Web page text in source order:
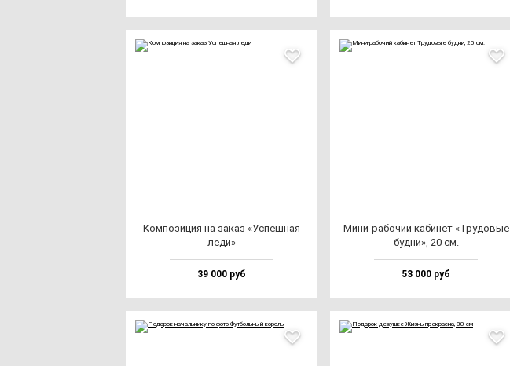
Ком­по­зи­ция на за­каз «Успеш­ная
ле­ди»
39 000 руб
Мини-ра­бо­чий ка­би­нет «Тру­до­вые
буд­ни», 20 см.
53 000 руб